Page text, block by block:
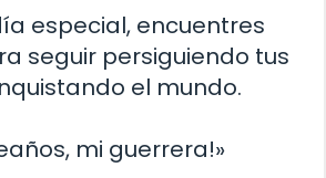
especial, encuentres
seguir persiguiendo tus
el mundo.
mi guerrera!»